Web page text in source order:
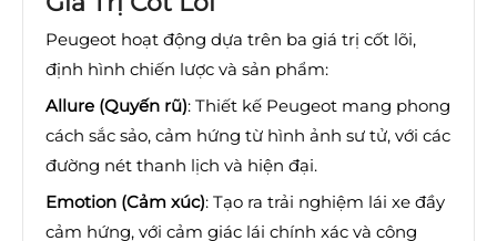
Peugeot hoạt động dựa trên ba giá trị cốt lõi,
định hình chiến lược và sản phẩm:
Allure (Quyến rũ): Thiết kế Peugeot mang phong
cách sắc sảo, cảm hứng từ hình ảnh sư tử, với các
đường nét thanh lịch và hiện đại.
Emotion (Cảm xúc): Tạo ra trải nghiệm lái xe đầy
cảm hứng, với cảm giác lái chính xác và công